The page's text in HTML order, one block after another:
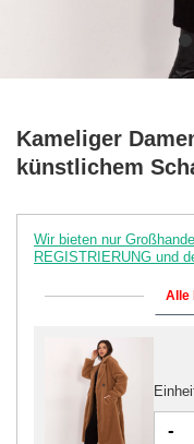
Kameliger
künstlichem
Wir bieten nur
REGISTRIERUNG und
Alle
-